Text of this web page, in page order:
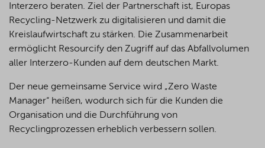
Interzero beraten. Ziel der Partnerschaft ist, Europas
Recycling-Netzwerk zu digitalisieren und damit die
Kreislaufwirtschaft zu stärken. Die Zusammenarbeit
ermöglicht Resourcify den Zugriff auf das Abfallvolumen
aller Interzero-Kunden auf dem deutschen Markt.
Der neue gemeinsame Service wird „Zero Waste
Manager“ heißen, wodurch sich für die Kunden die
Organisation und die Durchführung von
Recyclingprozessen erheblich verbessern sollen.